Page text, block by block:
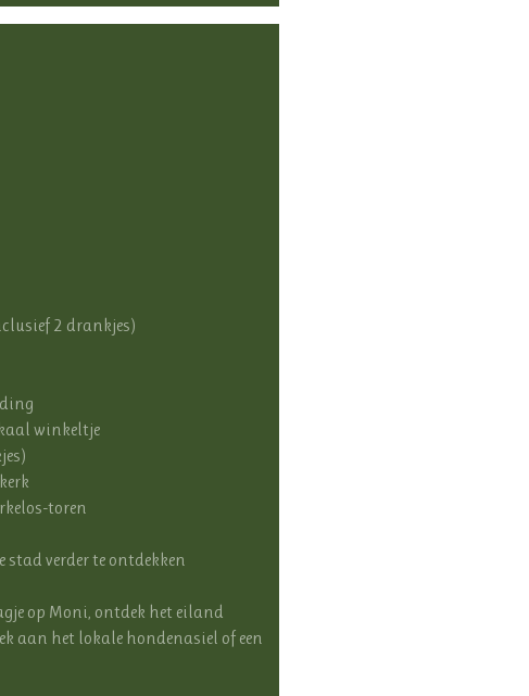
2 drankjes)
winkeltje
toren
verder te ontdekken
op Moni, ontdek het eiland
aan het lokale hondenasiel of een